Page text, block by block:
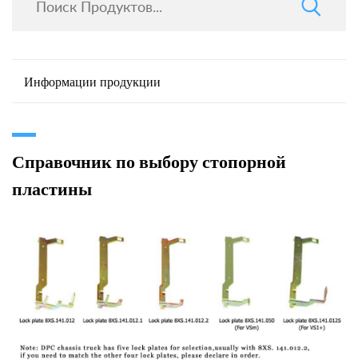
Информации продукции
Справочник по выбору стопорной
пластины